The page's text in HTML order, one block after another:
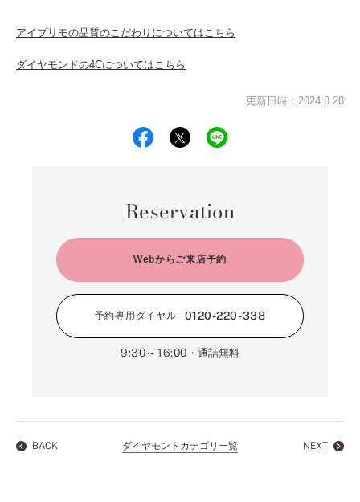
アイプリモの品質のこだわりについてはこちら
ダイヤモンドの4Cについてはこちら
更新日時：2024.8.28
Reservation
Webからご来店予約
予約専用ダイヤル 0120-220-338
9:30～16:00 ・通話無料
BACK ダイヤモンドカテゴリ一覧 NEXT